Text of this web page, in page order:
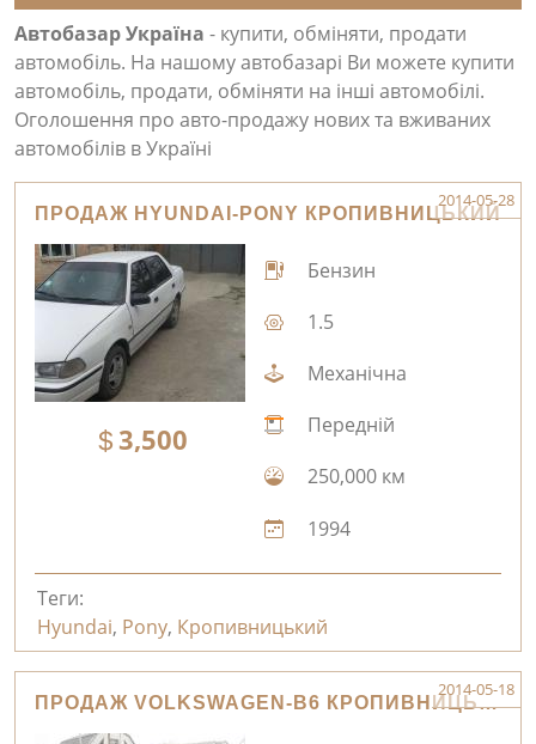
Автобазар Україна - купити, обміняти, продати
автомобіль. На нашому автобазарі Ви можете купити
автомобіль, продати, обміняти на інші автомобілі.
Оголошення про авто-продажу нових та вживаних
автомобілів в Україні
ПРОДАЖ HYUNDAI-PONY КРОПИВНИЦЬКИЙ
2014-05-28
3,500
Бензин
1.5
Механічна
Передній
250,000 км
1994
Теги:
Hyundai, Pony, Кропивницький
ПРОДАЖ VOLKSWAGEN-B6 КРОПИВНИЦЬКИЙ
2014-05-18